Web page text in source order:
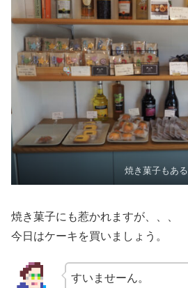
焼き菓子もある
焼き菓子にも惹かれますが、、、
今日はケーキを買いましょう。
すいませーん。